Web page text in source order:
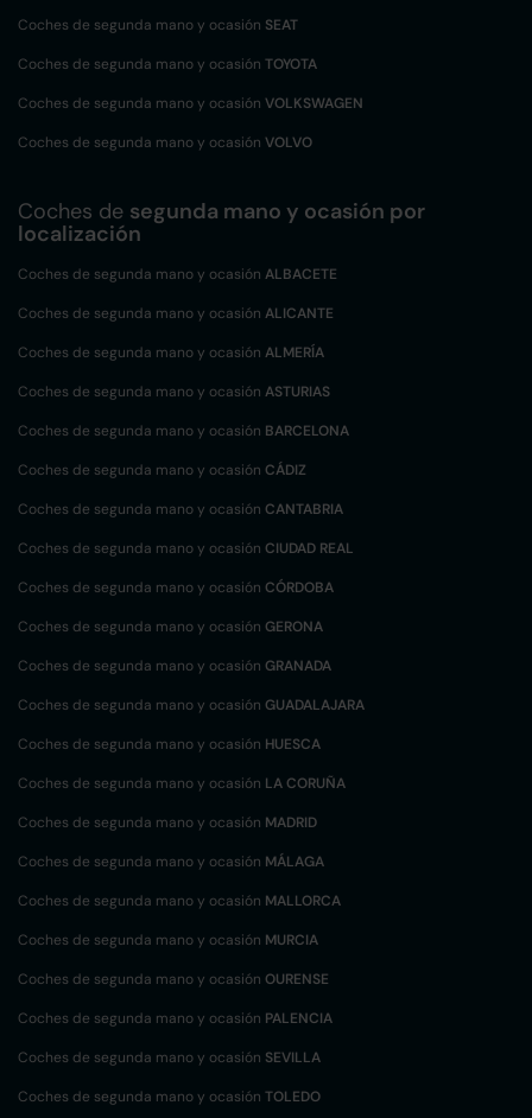
Coches de segunda mano y ocasión SEAT
Coches de segunda mano y ocasión TOYOTA
Coches de segunda mano y ocasión VOLKSWAGEN
Coches de segunda mano y ocasión VOLVO
Coches de segunda mano y ocasión por
localización
Coches de segunda mano y ocasión ALBACETE
Coches de segunda mano y ocasión ALICANTE
Coches de segunda mano y ocasión ALMERÍA
Coches de segunda mano y ocasión ASTURIAS
Coches de segunda mano y ocasión BARCELONA
Coches de segunda mano y ocasión CÁDIZ
Coches de segunda mano y ocasión CANTABRIA
Coches de segunda mano y ocasión CIUDAD REAL
Coches de segunda mano y ocasión CÓRDOBA
Coches de segunda mano y ocasión GERONA
Coches de segunda mano y ocasión GRANADA
Coches de segunda mano y ocasión GUADALAJARA
Coches de segunda mano y ocasión HUESCA
Coches de segunda mano y ocasión LA CORUÑA
Coches de segunda mano y ocasión MADRID
Coches de segunda mano y ocasión MÁLAGA
Coches de segunda mano y ocasión MALLORCA
Coches de segunda mano y ocasión MURCIA
Coches de segunda mano y ocasión OURENSE
Coches de segunda mano y ocasión PALENCIA
Coches de segunda mano y ocasión SEVILLA
Coches de segunda mano y ocasión TOLEDO